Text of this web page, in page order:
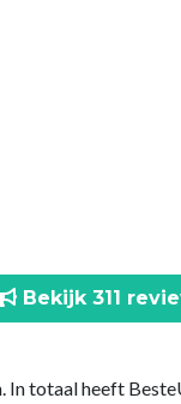
Bekijk 311
In totaal heeft